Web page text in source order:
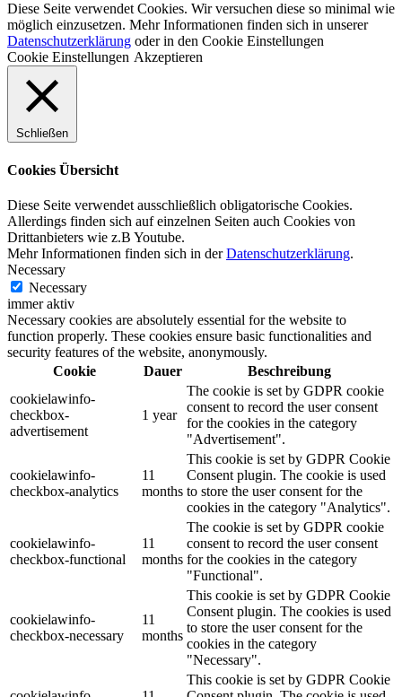
Diese Seite verwendet Cookies. Wir versuchen diese so minimal wie
möglich einzusetzen. Mehr Informationen finden sich in unserer
Datenschutzerklärung oder in den Cookie Einstellungen
Cookie Einstellungen Akzeptieren
Schließen
Cookies Übersicht
Diese Seite verwendet ausschließlich obligatorische Cookies.
Allerdings finden sich auf einzelnen Seiten auch Cookies von
Drittanbieters wie z.B Youtube.
Mehr Informationen finden sich in derDatenschutzerklärung.
Necessary
Necessary
immer aktiv
Necessary cookies are absolutely essential for the website to
function properly. These cookies ensure basic functionalities and
security features of the website, anonymously.
Cookie
Dauer
Beschreibung
cookielawinfo-
checkbox-
advertisement
1 year
The cookie is set by GDPR cookie
consent to record the user consent
for the cookies in the category
"Advertisement".
cookielawinfo-
checkbox-analytics
11
months
This cookie is set by GDPR Cookie
Consent plugin. The cookie is used
to store the user consent for the
cookies in the category "Analytics".
cookielawinfo-
checkbox-functional
11
months
The cookie is set by GDPR cookie
consent to record the user consent
for the cookies in the category
"Functional".
cookielawinfo-
checkbox-necessary
11
months
This cookie is set by GDPR Cookie
Consent plugin. The cookies is used
to store the user consent for the
cookies in the category
"Necessary".
This cookie is set by GDPR Cookie